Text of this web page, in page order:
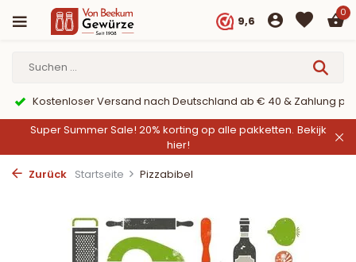
9,6
0
Zahlung per PayPal
9,6/10 Webwinkelkeur ✔
Super Summer Sale! 20% korting op alle pakketten. Bekijk
hier!
Zurück Startseite Pizzabibel